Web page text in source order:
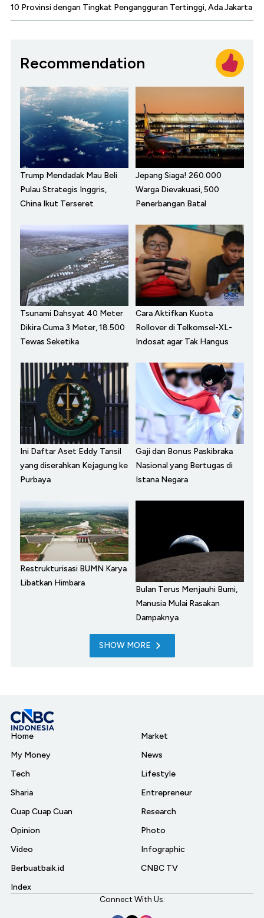
10 Provinsi dengan Tingkat Pengangguran Tertinggi, Ada Jakarta
Recommendation
Trump Mendadak Mau Beli
Pulau Strategis Inggris,
China Ikut Terseret
Jepang Siaga! 260.000
Warga Dievakuasi, 500
Penerbangan Batal
Tsunami Dahsyat 40 Meter
Dikira Cuma 3 Meter, 18.500
Tewas Seketika
Cara Aktifkan Kuota
Rollover di Telkomsel-XL-
Indosat agar Tak Hangus
Ini Daftar Aset Eddy Tansil
yang diserahkan Kejagung ke
Purbaya
Gaji dan Bonus Paskibraka
Nasional yang Bertugas di
Istana Negara
Restrukturisasi BUMN Karya
Libatkan Himbara
Bulan Terus Menjauhi Bumi,
Manusia Mulai Rasakan
Dampaknya
SHOW MORE
Home
My Money
Tech
Sharia
Cuap Cuap Cuan
Opinion
Video
Berbuatbaik.id
Index
Market
News
Lifestyle
Entrepreneur
Research
Photo
Infographic
CNBC TV
Connect With Us: